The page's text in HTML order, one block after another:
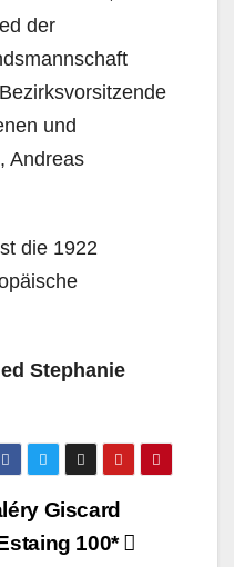
der
und
Andreas
die 1922
Stephanie
Giscard
100*